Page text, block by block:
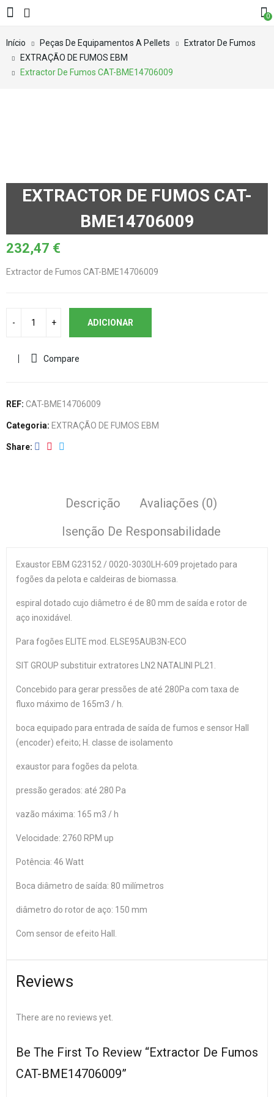
0
Início Peças De Equipamentos A Pellets
Extrator De Fumos
EXTRAÇÃO DE FUMOS EBM
Extractor De Fumos CAT-BME14706009
EXTRACTOR DE FUMOS CAT-
BME14706009
232,47 €
Extractor de Fumos CAT-BME14706009
ADICIONAR
Compare
REF: CAT-BME14706009
Categoria: EXTRAÇÃO DE FUMOS EBM
Share
Descrição
Avaliações (0)
Isenção De Responsabilidade
Exaustor EBM G23152 / 0020-3030LH-609 projetado para
fogões da pelota e caldeiras de biomassa.
espiral dotado cujo diâmetro é de 80 mm de saída e rotor de
aço inoxidável.
Para fogões ELITE mod. ELSE95AUB3N-ECO
SIT GROUP substituir extratores LN2 NATALINI PL21.
Concebido para gerar pressões de até 280Pa com taxa de
fluxo máximo de 165m3 / h.
boca equipado para entrada de saída de fumos e sensor Hall
(encoder) efeito; H. classe de isolamento
exaustor para fogões da pelota.
pressão gerados: até 280 Pa
vazão máxima: 165 m3 / h
Velocidade: 2760 RPM up
Potência: 46 Watt
Boca diâmetro de saída: 80 milímetros
diâmetro do rotor de aço: 150 mm
Com sensor de efeito Hall.
Reviews
There are no reviews yet.
Be The First To Review “Extractor De Fumos
CAT-BME14706009”